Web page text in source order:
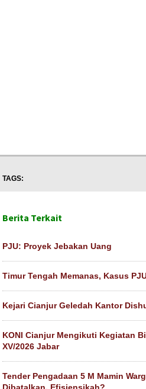
TAGS:
Berita Terkait
PJU: Proyek Jebakan Uang
Timur Tengah Memanas, Kasus
Kejari Cianjur Geledah Kantor
KONI Cianjur Mengikuti Kegiatan
XV/2026 Jabar
Tender Pengadaan 5 M Mamin